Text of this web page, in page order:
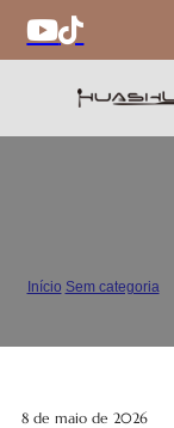
Início Sem categoria/
8 de maio de 2026